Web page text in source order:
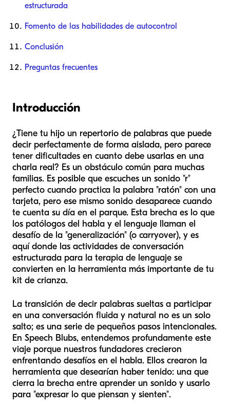
estructurada
Fomento de las habilidades de autocontrol
Conclusión
Preguntas frecuentes
Introducción
¿Tiene tu hijo un repertorio de palabras que puede
decir perfectamente de forma aislada, pero parece
tener dificultades en cuanto debe usarlas en una
charla real? Es un obstáculo común para muchas
familias. Es posible que escuches un sonido "r"
perfecto cuando practica la palabra "ratón" con una
tarjeta, pero ese mismo sonido desaparece cuando
te cuenta su día en el parque. Esta brecha es lo que
los patólogos del habla y el lenguaje llaman el
desafío de la "generalización" (o carryover), y es
aquí donde las actividades de conversación
estructurada para la terapia de lenguaje se
convierten en la herramienta más importante de tu
kit de crianza.
La transición de decir palabras sueltas a participar
en una conversación fluida y natural no es un solo
salto; es una serie de pequeños pasos intencionales.
En Speech Blubs, entendemos profundamente este
viaje porque nuestros fundadores crecieron
enfrentando desafíos en el habla. Ellos crearon la
herramienta que desearían haber tenido: una que
cierra la brecha entre aprender un sonido y usarlo
para "expresar lo que piensan y sienten".